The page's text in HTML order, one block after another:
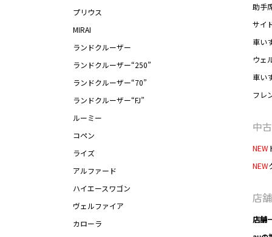
プリウス
MIRAI
ランドクルーザー
ランドクルーザー“250”
ランドクルーザー“70”
ランドクルーザー“FJ”
ルーミー
コペン
ライズ
アルファード
ハイエースワゴン
ヴェルファイア
カローラ
助手
サイ
車い
ウェ
車い
フレ
中
NEW
NEW
店
店舗